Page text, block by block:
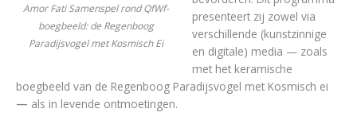
Amor Fati Samenspel rond QfWf-
boegbeeld: de Regenboog
Paradijsvogel met Kosmisch Ei
presenteert zij zowel via
verschillende (kunstzinnige
en digitale) media — zoals
met het keramische
boegbeeld van de Regenboog Paradijsvogel met Kosmisch ei
— als in levende ontmoetingen.